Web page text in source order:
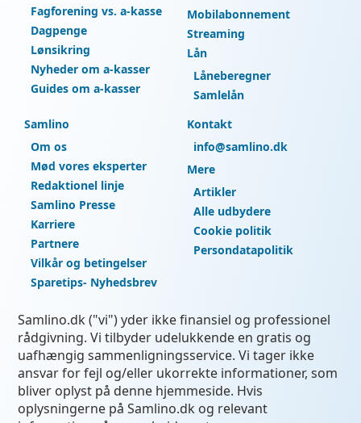
Fagforening vs. a-kasse
Dagpenge
Lønsikring
Nyheder om a-kasser
Guides om a-kasser
Mobilabonnement
Streaming
Lån
Låneberegner
Samlelån
Samlino
Om os
Mød vores eksperter
Redaktionel linje
Samlino Presse
Karriere
Partnere
Vilkår og betingelser
Sparetips- Nyhedsbrev
Kontakt
info@samlino.dk
Mere
Artikler
Alle udbydere
Cookie politik
Persondatapolitik
Samlino.dk ("vi") yder ikke finansiel og professionel
rådgivning. Vi tilbyder udelukkende en gratis og
uafhængig sammenligningsservice. Vi tager ikke
ansvar for fejl og/eller ukorrekte informationer, som
bliver oplyst på denne hjemmeside. Hvis
oplysningerne på Samlino.dk og relevant